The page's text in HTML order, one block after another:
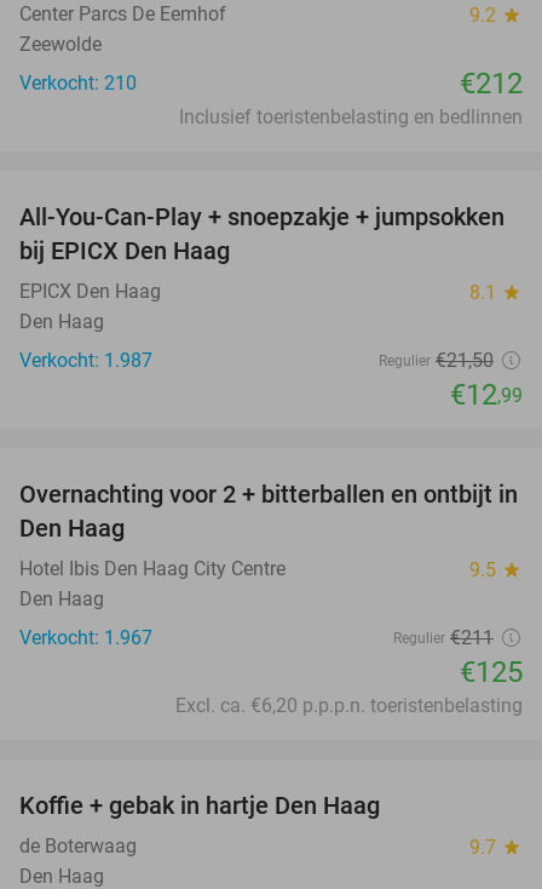
Center Parcs De Eemhof 9.2 star
Zeewolde
Verkocht: 210
€212
Inclusief toeristenbelasting en bedlinnen
40%
All-You-Can-Play + snoepzakje + jumpsokken
bij EPICX Den Haag
EPICX Den Haag 8.1 star
Den Haag
Verkocht: 1.987
Regulier €21,50
€12,99
41%
Overnachting voor 2 + bitterballen en ontbijt in
Den Haag
Hotel Ibis Den Haag City Centre 9.5 star
Den Haag
Verkocht: 1.967
Regulier €211
€125
Excl. ca. €6,20 p.p.p.n. toeristenbelasting
Koffie + gebak in hartje Den Haag
de Boterwaag 9.7 star
Den Haag